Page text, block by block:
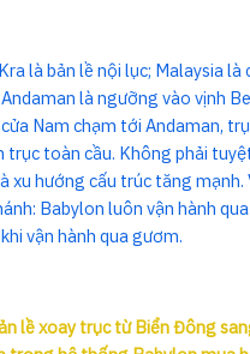
là bản lề nội lục; Malaysia là
là ngưỡng vào vịnh
Nam chạm tới Andaman,
toàn cầu. Không phải
xu hướng cấu trúc tăng mạnh.
Babylon luôn vận hành
vận hành qua gươm.
lề xoay trục từ Biển Đông